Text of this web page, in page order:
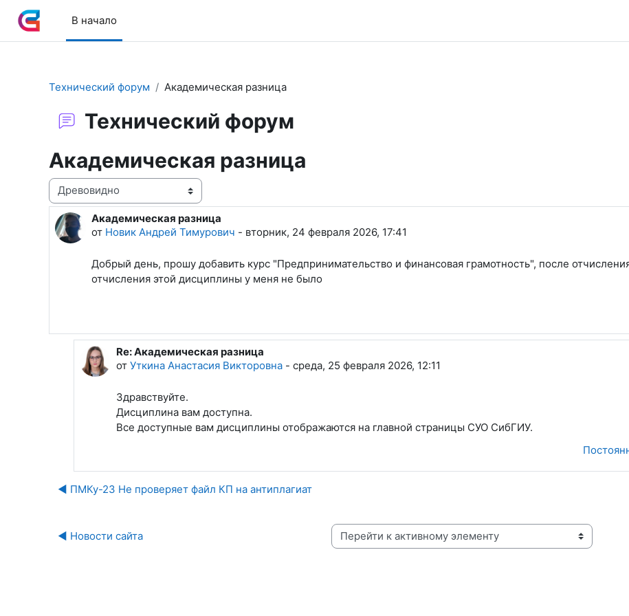
Перейти к основному содержанию
В начало
Технический форум Академическая разница
Технический форум
Академическая разница
Режим отображения
Академическая разница
от Новик Андрей Тимурович - вторник, 24 февраля 2026, 17:41
Количество ответов: 1
Добрый день, прошу добавить курс "Предпринимательство и финансовая грамотность", после
отчисления этой дисциплины у меня не было
В ответ на Новик Андрей Тимурович
Re: Академическая разница
отУткина Анастасия Викторовна -среда, 25 февраля 2026, 12:11
Здравствуйте.
Дисциплина вам доступна.
Все доступные вам дисциплины отображаются на главной страницы СУО СибГИУ.
◀︎ ПМКу-23 Не проверяет файл КП на антиплагиат
◀︎ Новости сайта Перейти к активному элементу